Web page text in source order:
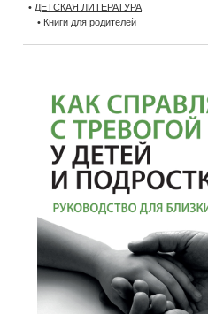
• ДЕТСКАЯ ЛИТЕРАТУРА
• Книги для родителей